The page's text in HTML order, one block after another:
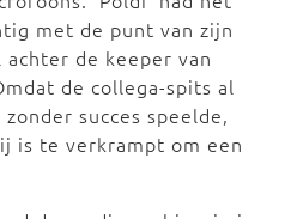
met de punt van zijn
achter de keeper van
de collega-spits al
succes speelde,
is te verkrampt om een